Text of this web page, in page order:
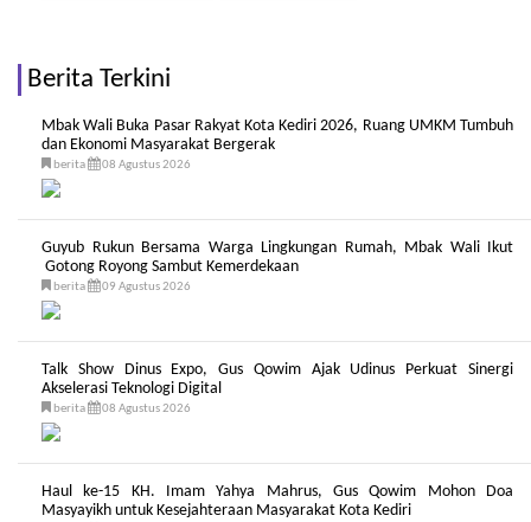
Berita Terkini
Mbak Wali Buka Pasar Rakyat Kota Kediri 2026, Ruang UMKM Tumbuh
dan Ekonomi Masyarakat Bergerak
berita 08 Agustus 2026
Guyub Rukun Bersama Warga Lingkungan Rumah, Mbak Wali Ikut
Gotong Royong Sambut Kemerdekaan
berita 09 Agustus 2026
Talk Show Dinus Expo, Gus Qowim Ajak Udinus Perkuat Sinergi
Akselerasi Teknologi Digital
berita 08 Agustus 2026
Haul ke-15 KH. Imam Yahya Mahrus, Gus Qowim Mohon Doa
Masyayikh untuk Kesejahteraan Masyarakat Kota Kediri